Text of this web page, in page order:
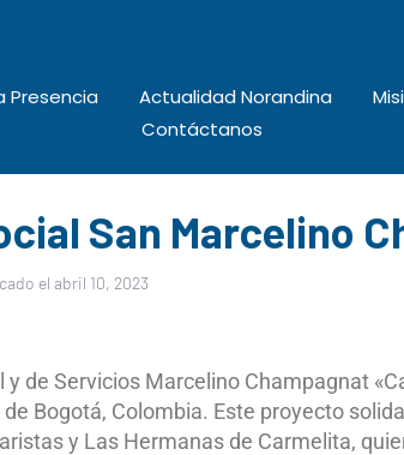
Presencia Actualidad Norandina
Contáctanos
San Marcelino
el abril 10, 2023
y de Servicios Marcelino Champagnat
Bogotá, Colombia. Este proyecto
y Las Hermanas de Carmelita,